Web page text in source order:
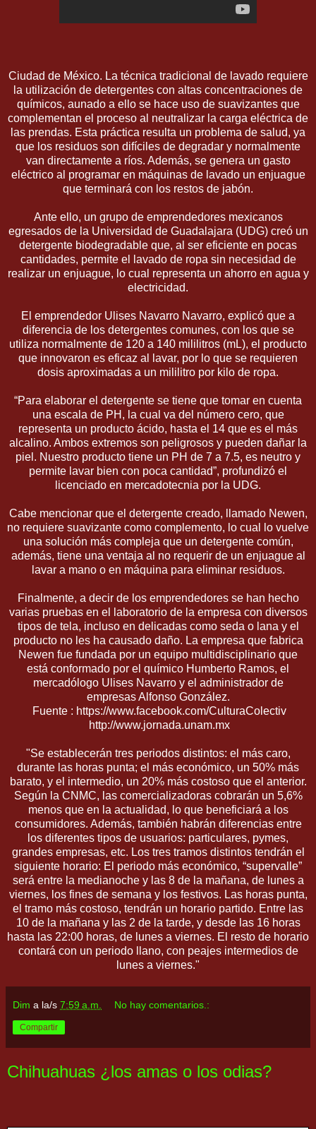
Ciudad de México. La técnica tradicional de lavado requiere
la utilización de detergentes con altas concentraciones de
químicos, aunado a ello se hace uso de suavizantes que
complementan el proceso al neutralizar la carga eléctrica de
las prendas. Esta práctica resulta un problema de salud, ya
que los residuos son difíciles de degradar y normalmente
van directamente a ríos. Además, se genera un gasto
eléctrico al programar en máquinas de lavado un enjuague
que terminará con los restos de jabón.
Ante ello, un grupo de emprendedores mexicanos
egresados de la Universidad de Guadalajara (UDG) creó un
detergente biodegradable que, al ser eficiente en pocas
cantidades, permite el lavado de ropa sin necesidad de
realizar un enjuague, lo cual representa un ahorro en agua y
electricidad.
El emprendedor Ulises Navarro Navarro, explicó que a
diferencia de los detergentes comunes, con los que se
utiliza normalmente de 120 a 140 mililitros (mL), el producto
que innovaron es eficaz al lavar, por lo que se requieren
dosis aproximadas a un mililitro por kilo de ropa.
“Para elaborar el detergente se tiene que tomar en cuenta
una escala de PH, la cual va del número cero, que
representa un producto ácido, hasta el 14 que es el más
alcalino. Ambos extremos son peligrosos y pueden dañar la
piel. Nuestro producto tiene un PH de 7 a 7.5, es neutro y
permite lavar bien con poca cantidad”, profundizó el
licenciado en mercadotecnia por la UDG.
Cabe mencionar que el detergente creado, llamado Newen,
no requiere suavizante como complemento, lo cual lo vuelve
una solución más compleja que un detergente común,
además, tiene una ventaja al no requerir de un enjuague al
lavar a mano o en máquina para eliminar residuos.
Finalmente, a decir de los emprendedores se han hecho
varias pruebas en el laboratorio de la empresa con diversos
tipos de tela, incluso en delicadas como seda o lana y el
producto no les ha causado daño. La empresa que fabrica
Newen fue fundada por un equipo multidisciplinario que
está conformado por el químico Humberto Ramos, el
mercadólogo Ulises Navarro y el administrador de
empresas Alfonso González.
Fuente : https://www.facebook.com/CulturaColectiv
http://www.jornada.unam.mx
"Se establecerán tres periodos distintos: el más caro,
durante las horas punta; el más económico, un 50% más
barato, y el intermedio, un 20% más costoso que el anterior.
Según la CNMC, las comercializadoras cobrarán un 5,6%
menos que en la actualidad, lo que beneficiará a los
consumidores. Además, también habrán diferencias entre
los diferentes tipos de usuarios: particulares, pymes,
grandes empresas, etc. Los tres tramos distintos tendrán el
siguiente horario: El periodo más económico, “supervalle”
será entre la medianoche y las 8 de la mañana, de lunes a
viernes, los fines de semana y los festivos. Las horas punta,
el tramo más costoso, tendrán un horario partido. Entre las
10 de la mañana y las 2 de la tarde, y desde las 16 horas
hasta las 22:00 horas, de lunes a viernes. El resto de horario
contará con un periodo llano, con peajes intermedios de
lunes a viernes."
Dim a la/s 7:59 a.m. No hay comentarios.:
Compartir
Chihuahuas ¿los amas o los odias?